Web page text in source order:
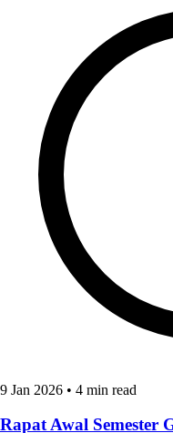
9 Jan 2026 • 4 min read
Rapat Awal Semester